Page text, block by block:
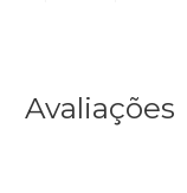
Avaliações